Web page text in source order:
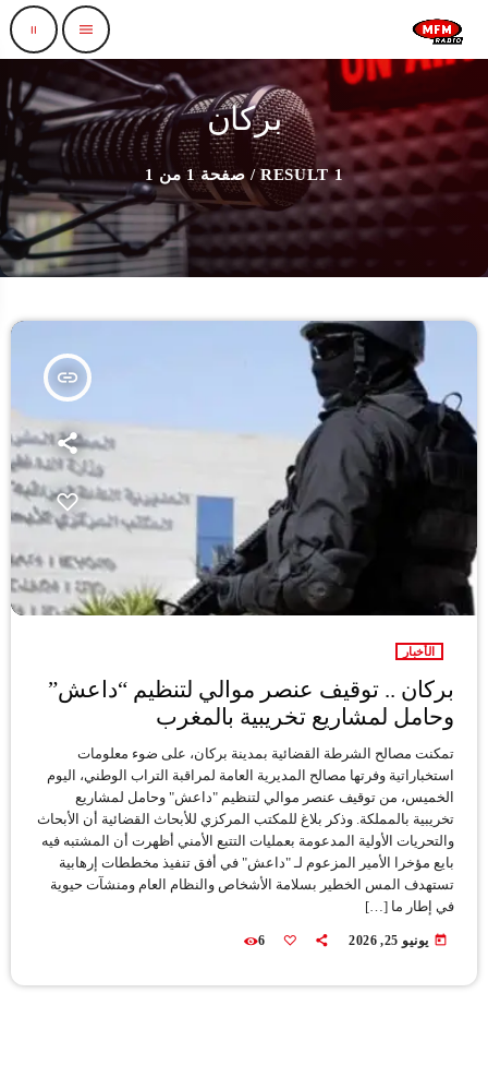
menu
pause
بركان
1 RESULT / صفحة 1 من 1
insert_link
الأخبار
بركان .. توقيف عنصر موالي لتنظيم “داعش”
وحامل لمشاريع تخريبية بالمغرب
تمكنت مصالح الشرطة القضائية بمدينة بركان، على ضوء معلومات
استخباراتية وفرتها مصالح المديرية العامة لمراقبة التراب الوطني، اليوم
الخميس، من توقيف عنصر موالي لتنظيم "داعش" وحامل لمشاريع
تخريبية بالمملكة. وذكر بلاغ للمكتب المركزي للأبحاث القضائية أن الأبحاث
والتحريات الأولية المدعومة بعمليات التتبع الأمني أظهرت أن المشتبه فيه
بايع مؤخرا الأمير المزعوم لـ "داعش" في أفق تنفيذ مخططات إرهابية
تستهدف المس الخطير بسلامة الأشخاص والنظام العام ومنشآت حيوية
في إطار ما […]
today يونيو 25, 2026 6